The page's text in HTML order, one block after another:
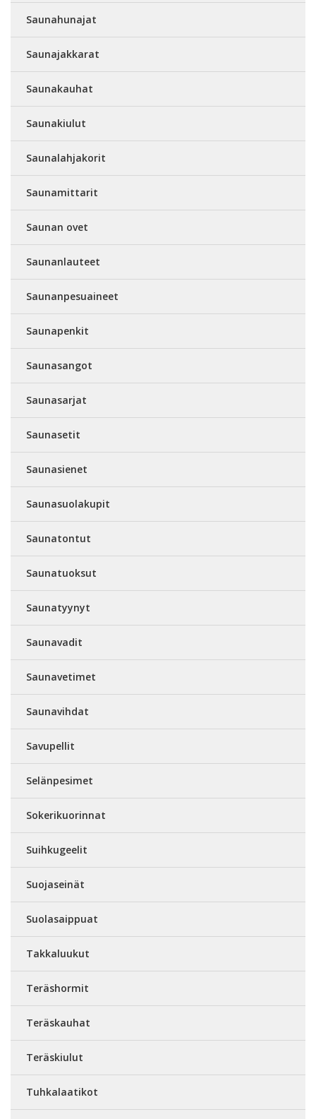
Saunahunajat
Saunajakkarat
Saunakauhat
Saunakiulut
Saunalahjakorit
Saunamittarit
Saunan ovet
Saunanlauteet
Saunanpesuaineet
Saunapenkit
Saunasangot
Saunasarjat
Saunasetit
Saunasienet
Saunasuolakupit
Saunatontut
Saunatuoksut
Saunatyynyt
Saunavadit
Saunavetimet
Saunavihdat
Savupellit
Selänpesimet
Sokerikuorinnat
Suihkugeelit
Suojaseinät
Suolasaippuat
Takkaluukut
Teräshormit
Teräskauhat
Teräskiulut
Tuhkalaatikot